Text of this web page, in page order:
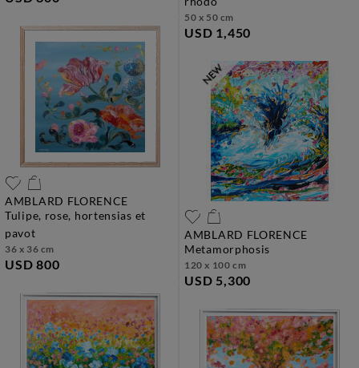
50 x 50 cm
USD 1,450
AMBLARD FLORENCE
tulipe, rose, hortensias et
pavot
36 x 36 cm
USD 800
AMBLARD FLORENCE
metamorphosis
120 x 100 cm
USD 5,300